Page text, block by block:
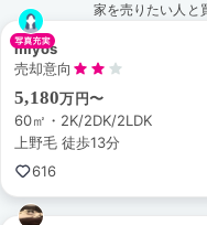
家を売りたい人と
miyos
売却意向
5,180万円〜
60㎡・2K/2DK/2LDK
上野毛 徒歩13分
616